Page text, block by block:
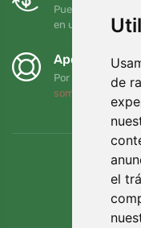
de
el
Puede devolver o
en un plazo de 90
Apoyamos a
Por cada pedido
somos